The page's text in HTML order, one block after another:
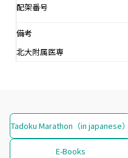
配架番号
備考
北大附属医専
Tadoku Marathon（in japanese）
E-Books